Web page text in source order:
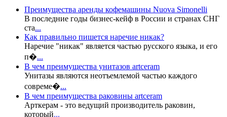
Преимущества аренды кофемашины Nuova Simonelli
В последние годы бизнес-кейф в России и странах СНГ
ста...
Как правильно пишется наречие никак?
Наречие "никак" является частью русского языка, и его
п�...
В чем преимущества унитазов artceram
Унитазы являются неотъемлемой частью каждого
совреме�...
В чем преимущества раковины artceram
Арткерам - это ведущий производитель раковин,
который...